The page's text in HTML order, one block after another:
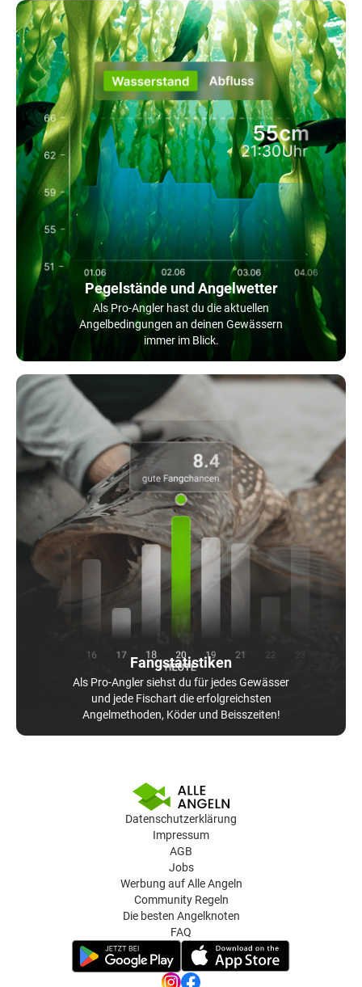
Pegelstände und Angelwetter
Als Pro-Angler hast du die aktuellen
Angelbedingungen an deinen Gewässern
immer im Blick.
Fangstatistiken
Als Pro-Angler siehst du für jedes Gewässer
und jede Fischart die erfolgreichsten
Angelmethoden, Köder und Beisszeiten!
Datenschutzerklärung
Impressum
AGB
Jobs
Werbung auf Alle Angeln
Community Regeln
Die besten Angelknoten
FAQ